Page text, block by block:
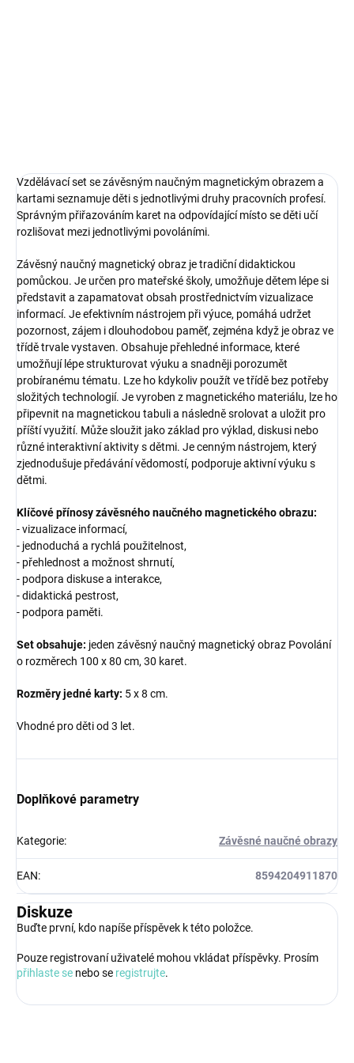
Vzdělávací set se závěsným naučným magnetickým obrazem a
kartami seznamuje děti s jednotlivými druhy pracovních profesí.
Správným přiřazováním karet na odpovídající místo se děti učí
rozlišovat mezi jednotlivými povoláními.
Závěsný naučný magnetický obraz je tradiční didaktickou
pomůckou. Je určen pro mateřské školy, umožňuje dětem lépe si
představit a zapamatovat obsah prostřednictvím vizualizace
informací. Je efektivním nástrojem při výuce, pomáhá udržet
pozornost, zájem i dlouhodobou paměť, zejména když je obraz ve
třídě trvale vystaven. Obsahuje přehledné informace, které
umožňují lépe strukturovat výuku a snadněji porozumět
probíranému tématu. Lze ho kdykoliv použít ve třídě bez potřeby
složitých technologií. Je vyroben z magnetického materiálu, lze ho
připevnit na magnetickou tabuli a následně srolovat a uložit pro
příští využití. Může sloužit jako základ pro výklad, diskusi nebo
různé interaktivní aktivity s dětmi. Je cenným nástrojem, který
zjednodušuje předávání vědomostí, podporuje aktivní výuku s
dětmi.
Klíčové přínosy závěsného naučného magnetického obrazu:
- vizualizace informací,
- jednoduchá a rychlá použitelnost,
- přehlednost a možnost shrnutí,
- podpora diskuse a interakce,
- didaktická pestrost,
- podpora paměti.
Set obsahuje: jeden závěsný naučný magnetický obraz Povolání
o rozměrech 100 x 80 cm, 30 karet.
Rozměry jedné karty: 5 x 8 cm.
Vhodné pro děti od 3 let.
Doplňkové parametry
Kategorie: Závěsné naučné obrazy
EAN: 8594204911870
Diskuze
Buďte první, kdo napíše příspěvek k této položce.
Pouze registrovaní uživatelé mohou vkládat příspěvky. Prosím
přihlaste se nebo se registrujte.